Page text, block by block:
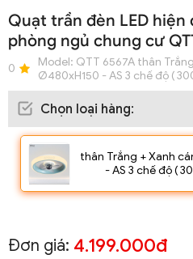
Quạt trần đèn LED
phòng ngủ chung cư
0 Model: QTT 6567A thân
Ø480xH150 - AS 3 chế độ (
Chọn loại hàng:
thân Trắng + Xanh
- AS 3 chế độ (
Đơn giá: 4.199.000đ